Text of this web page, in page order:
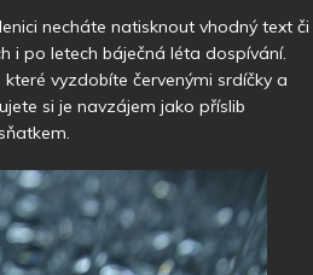
necháte natisknout vhodný text či
i po letech báječná léta dospívání.
vyzdobíte červenými srdíčky a
si je navzájem jako příslib